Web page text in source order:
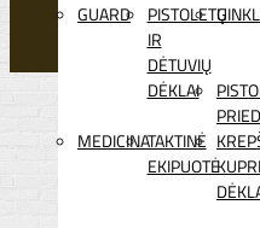
GUARD
PISTOLETŲ
IR
DĖTUVIŲ
DĖKLAI
MEDICINATAKTINĖ
EKIPUOTĖ